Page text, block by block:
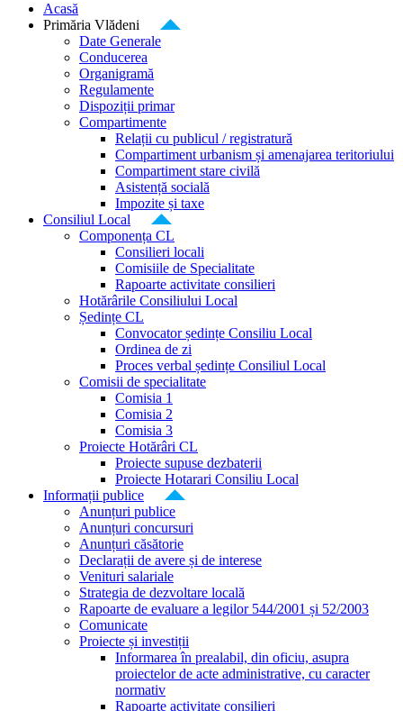
Acasă
Primăria Vlădeni
Date Generale
Conducerea
Organigramă
Regulamente
Dispoziții primar
Compartimente
Relații cu publicul / registratură
Compartiment urbanism și amenajarea teritoriului
Compartiment stare civilă
Asistență socială
Impozite și taxe
Consiliul Local
Componența CL
Consilieri locali
Comisiile de Specialitate
Rapoarte activitate consilieri
Hotărârile Consiliului Local
Ședințe CL
Convocator ședințe Consiliu Local
Ordinea de zi
Proces verbal ședințe Consiliul Local
Comisii de specialitate
Comisia 1
Comisia 2
Comisia 3
Proiecte Hotărâri CL
Proiecte supuse dezbaterii
Proiecte Hotarari Consiliu Local
Informații publice
Anunțuri publice
Anunțuri concursuri
Anunțuri căsătorie
Declarații de avere și de interese
Venituri salariale
Strategia de dezvoltare locală
Rapoarte de evaluare a legilor 544/2001 și 52/2003
Comunicate
Proiecte și investiții
Informarea în prealabil, din oficiu, asupra
proiectelor de acte administrative, cu caracter
normativ
Rapoarte activitate consilieri